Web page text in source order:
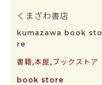
くまざわ書店
kumazawa book sto
re
書籍,本屋,ブックストア
book store